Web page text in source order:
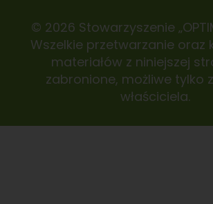
© 2026 Stowarzyszenie
Wszelkie przetwarzanie oraz
materiałów z niniejszej
zabronione, możliwe tylko
właściciela.